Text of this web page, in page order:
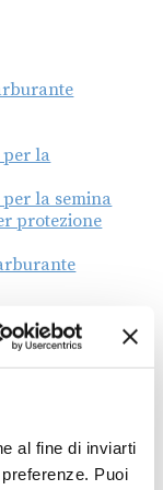
al fine di inviarti
Puoi
la
la semina
protezione